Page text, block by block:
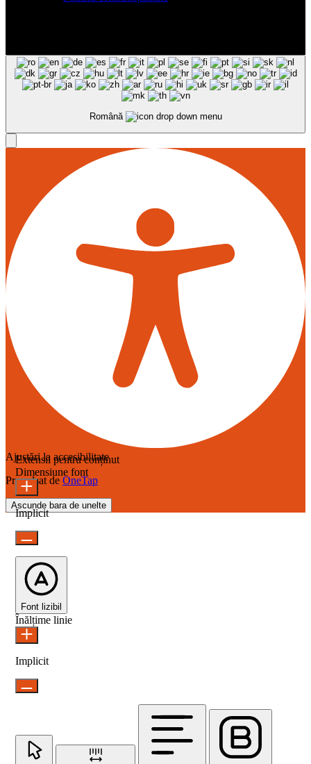
Română
Ajustări la accesibilitate
Propulsat de OneTap
Ascunde bara de unelte
Extensii pentru conținut
Dimensiune font
Implicit
Font lizibil
Înălțime linie
Implicit